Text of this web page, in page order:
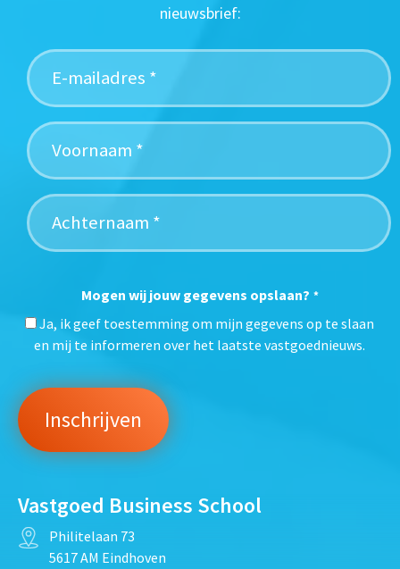
nieuwsbrief:
Mogen wij jouw gegevens opslaan? *
Ja, ik geef toestemming om mijn gegevens op te slaan
en mij te informeren over het laatste vastgoednieuws.
Vastgoed Business School
Philitelaan 73
5617 AM Eindhoven